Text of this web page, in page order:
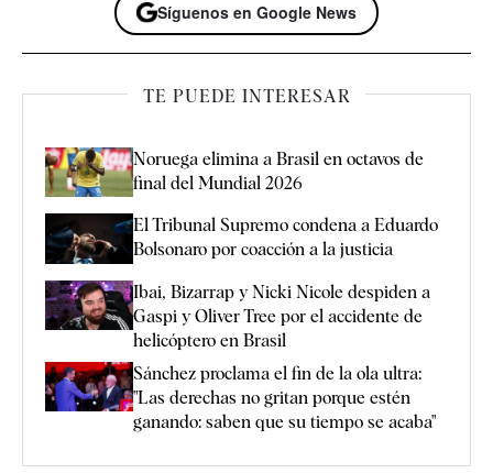
Síguenos en Google News
TE PUEDE INTERESAR
Noruega elimina a Brasil en octavos de
final del Mundial 2026
El Tribunal Supremo condena a Eduardo
Bolsonaro por coacción a la justicia
Ibai, Bizarrap y Nicki Nicole despiden a
Gaspi y Oliver Tree por el accidente de
helicóptero en Brasil
Sánchez proclama el fin de la ola ultra:
"Las derechas no gritan porque estén
ganando: saben que su tiempo se acaba"